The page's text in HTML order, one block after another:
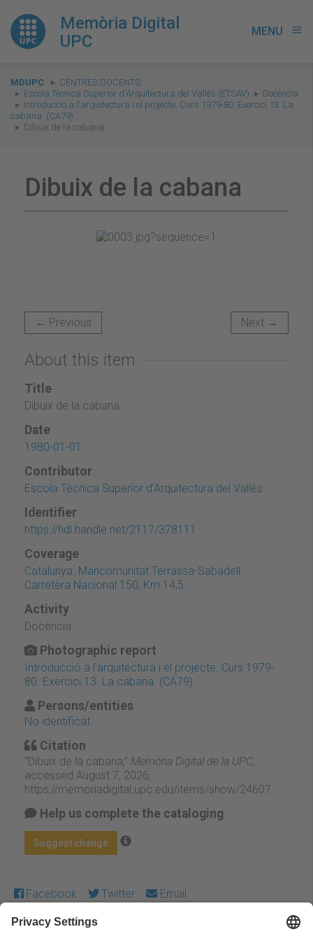
Memòria Digital
UPC
MENU menu
You
are
here:
MDUPC
CENTRES DOCENTS
Escola Tècnica Superior d'Arquitectura del Vallès (ETSAV)
Docència
Introducció a l'arquitectura i el projecte. Curs 1979-80. Exercici 13. La
cabana. (CA79)
Dibuix de la cabana
Dibuix de la cabana
← Previous Next →
About this item
Title
Dibuix de la cabana
Date
1980-01-01
Contributor
Escola Tècnica Superior d'Arquitectura del Vallès
Identifier
https://hdl.handle.net/2117/378111
Coverage
Catalunya. Mancomunitat Terrassa-Sabadell.
Carretera Nacional 150, Km.14,5
Activity
Docència
Photographic report
Introducció a l'arquitectura i el projecte. Curs 1979-
80. Exercici 13. La cabana. (CA79)
Persons/entities
No identificat
Citation
“Dibuix de la cabana,” Memòria Digital de la UPC,
accessed August 7, 2026,
https://memoriadigital.upc.edu/items/show/24607
Help us complete the cataloging
Suggest change
Facebook Twitter Email